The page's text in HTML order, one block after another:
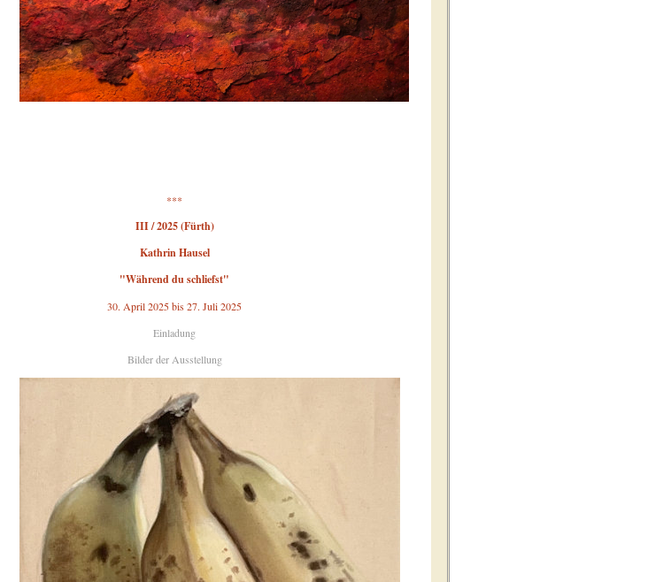
***
III / 2025 (Fürth)
Kathrin Hausel
"Während du schliefst"
30. April 2025 bis 27. Juli 2025
Einladung
Bilder der Ausstellung